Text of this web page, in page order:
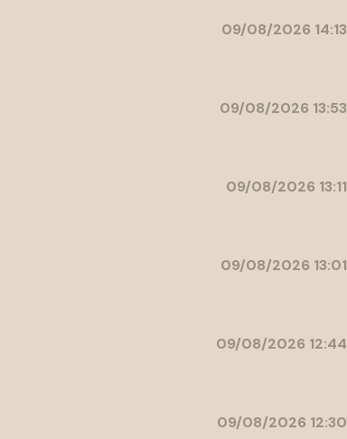
09/08/2026 14:13
09/08/2026 13:53
09/08/2026 13:11
09/08/2026 13:01
09/08/2026 12:44
09/08/2026 12:30